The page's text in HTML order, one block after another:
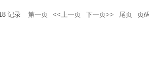
记录 第一页 <<上一页 下一页>> 尾页 页